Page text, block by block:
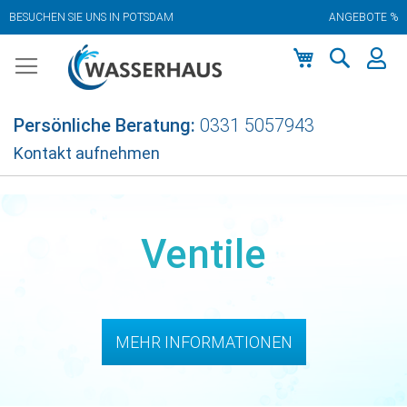
BESUCHEN SIE UNS IN POTSDAM ANGEBOTE %
Inhalt
Persönliche Beratung: 0331 5057943
Kontakt aufnehmen
Ventile
MEHR INFORMATIONEN